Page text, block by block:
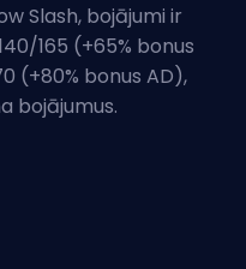
Slash, bojājumi ir
165 (+65% bonus
(+80% bonus AD),
bojājumus.